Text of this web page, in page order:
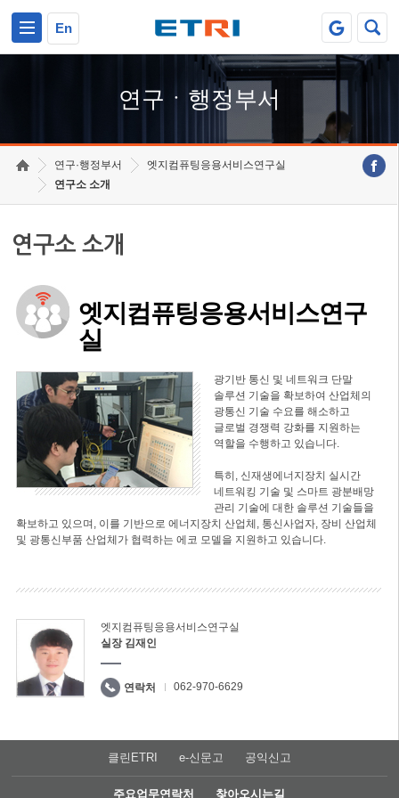
En
연구ㆍ행정부서
연구·행정부서
엣지컴퓨팅응용서비스연구실
연구소 소개
연구소 소개
엣지컴퓨팅응용서비스연구
실
광기반 통신 및 네트워크 단말
솔루션 기술을 확보하여 산업체의
광통신 기술 수요를 해소하고
글로벌 경쟁력 강화를 지원하는
역할을 수행하고 있습니다.
특히, 신재생에너지장치 실시간
네트워킹 기술 및 스마트 광분배망
관리 기술에 대한 솔루션 기술들을
확보하고 있으며, 이를 기반으로 에너지장치 산업체, 통신사업자, 장비 산업체
및 광통신부품 산업체가 협력하는 에코 모델을 지원하고 있습니다.
엣지컴퓨팅응용서비스연구실
실장 김재인
연락처 062-970-6629
클린ETRI e-신문고 공익신고
주요업무연락처 찾아오시는길